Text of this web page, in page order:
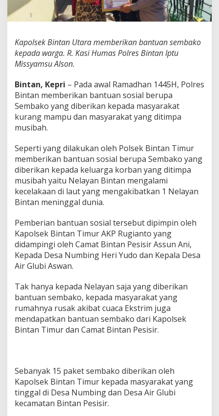
P
o
l
e
s
B
t
a
n
B
e
k
a
n
B
a
n
t
n
S
o
s
K
e
p
d
a
y
a
a
k
Kapolsek Bintan Utara memberikan bantuan sembako
kepada warga. R. Kasi Humas Polres Bintan Iptu
Missyamsu Alson.
Bintan, Kepri – Pada awal Ramadhan 1445H, Polres
Bintan memberikan bantuan sosial berupa
Sembako yang diberikan kepada masyarakat
kurang mampu dan masyarakat yang ditimpa
musibah.
Seperti yang dilakukan oleh Polsek Bintan Timur
memberikan bantuan sosial berupa Sembako yang
diberikan kepada keluarga korban yang ditimpa
musibah yaitu Nelayan Bintan mengalami
kecelakaan di laut yang mengakibatkan 1 Nelayan
Bintan meninggal dunia.
Pemberian bantuan sosial tersebut dipimpin oleh
Kapolsek Bintan Timur AKP Rugianto yang
didampingi oleh Camat Bintan Pesisir Assun Ani,
Kepada Desa Numbing Heri Yudo dan Kepala Desa
Air Glubi Aswan.
Tak hanya kepada Nelayan saja yang diberikan
bantuan sembako, kepada masyarakat yang
rumahnya rusak akibat cuaca Ekstrim juga
mendapatkan bantuan sembako dari Kapolsek
Bintan Timur dan Camat Bintan Pesisir.
Sebanyak 15 paket sembako diberikan oleh
Kapolsek Bintan Timur kepada masyarakat yang
tinggal di Desa Numbing dan Desa Air Glubi
kecamatan Bintan Pesisir.